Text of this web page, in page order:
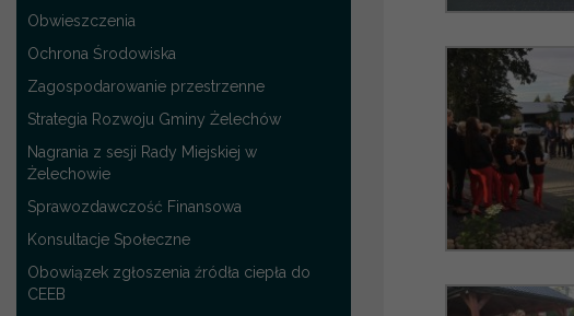
Obwieszczenia
Ochrona Środowiska
Zagospodarowanie przestrzenne
Strategia Rozwoju Gminy Żelechów
Nagrania z sesji Rady Miejskiej w
Żelechowie
Sprawozdawczość Finansowa
Konsultacje Społeczne
Obowiązek zgłoszenia źródła ciepła do
CEEB